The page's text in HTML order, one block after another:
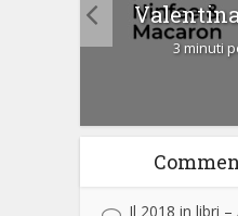
3 minuti
Il 2018 in libri –